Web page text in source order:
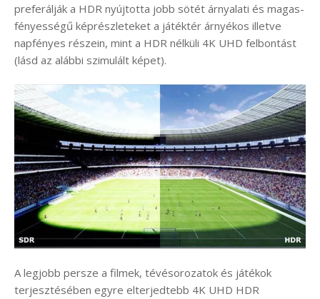
preferálják a HDR nyújtotta jobb sötét árnyalati és magas-
fényességű képrészleteket a játéktér árnyékos illetve
napfényes részein, mint a HDR nélküli 4K UHD felbontást
(lásd az alábbi szimulált képet).
A legjobb persze a filmek, tévésorozatok és játékok
terjesztésében egyre elterjedtebb 4K UHD HDR